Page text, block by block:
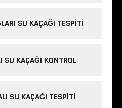
SU KAÇAĞI TESPITI
SU KAÇAĞI KONTROL
SU KAÇAĞI TESPITI